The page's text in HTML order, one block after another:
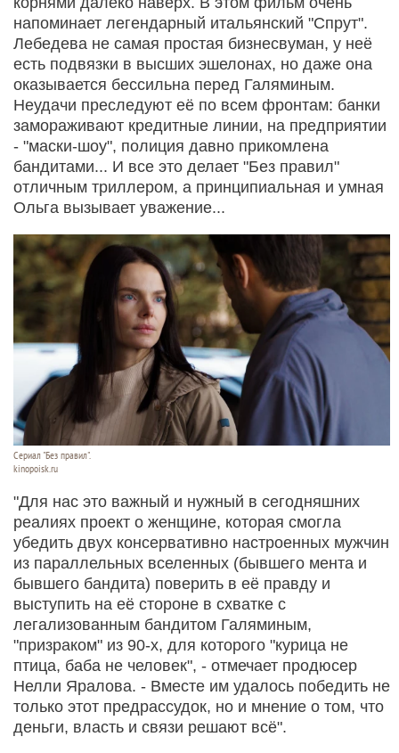
напоминает легендарный итальянский "Спрут".
Лебедева не самая простая бизнесвуман, у неё
есть подвязки в высших эшелонах, но даже она
оказывается бессильна перед Галяминым.
Неудачи преследуют её по всем фронтам: банки
замораживают кредитные линии, на предприятии
- "маски-шоу", полиция давно прикомлена
бандитами... И все это делает "Без правил"
отличным триллером, а принципиальная и умная
Ольга вызывает уважение...
Сериал "Без правил".
kinopoisk.ru
"Для нас это важный и нужный в сегодняшних
реалиях проект о женщине, которая смогла
убедить двух консервативно настроенных мужчин
из параллельных вселенных (бывшего мента и
бывшего бандита) поверить в её правду и
выступить на её стороне в схватке с
легализованным бандитом Галяминым,
"призраком" из 90-х, для которого "курица не
птица, баба не человек", - отмечает продюсер
Нелли Яралова. - Вместе им удалось победить не
только этот предрассудок, но и мнение о том, что
деньги, власть и связи решают всё".